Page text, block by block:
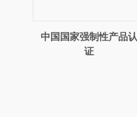
中国国家强制性产品认
证